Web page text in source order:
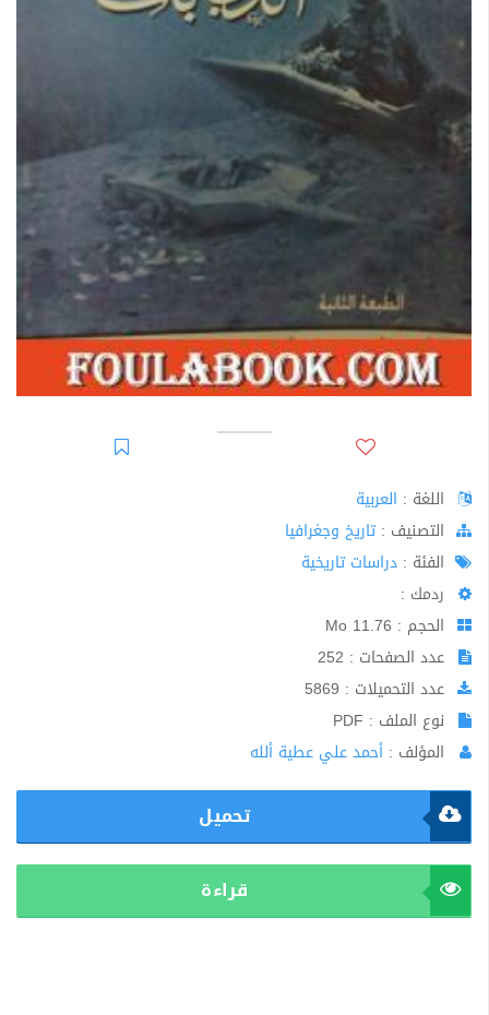
اللغة : العربية
اﻟﺘﺼﻨﻴﻒ : تاريخ وجغرافيا
الفئة : دراسات تاريخية
ردمك :
الحجم : 11.76 Mo
عدد الصفحات : 252
عدد التحميلات : 5869
نوع الملف : PDF
المؤلف : أحمد علي عطية ألله
تحميل
قراءة